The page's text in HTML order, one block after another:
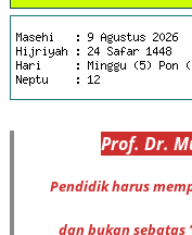
Prof. Dr.
Pendidik harus
dan bukan sebatas '